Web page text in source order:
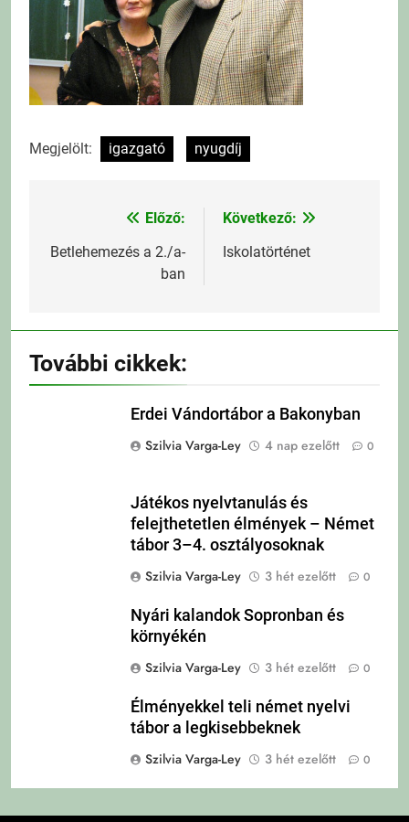
Megjelölt: igazgató nyugdíj
Bejegyzés
navigáció
Előző:
Betlehemezés a 2./a-
ban
Következő:
Iskolatörténet
További cikkek:
Erdei Vándortábor a Bakonyban
Szilvia Varga-Ley
4 nap ezelőtt 0
Játékos nyelvtanulás és
felejthetetlen élmények – Német
tábor 3–4. osztályosoknak
Szilvia Varga-Ley
3 hét ezelőtt 0
Nyári kalandok Sopronban és
környékén
Szilvia Varga-Ley
3 hét ezelőtt 0
Élményekkel teli német nyelvi
tábor a legkisebbeknek
Szilvia Varga-Ley
3 hét ezelőtt 0